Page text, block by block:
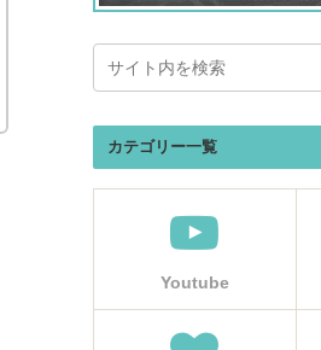
カテゴリー一覧
Youtube